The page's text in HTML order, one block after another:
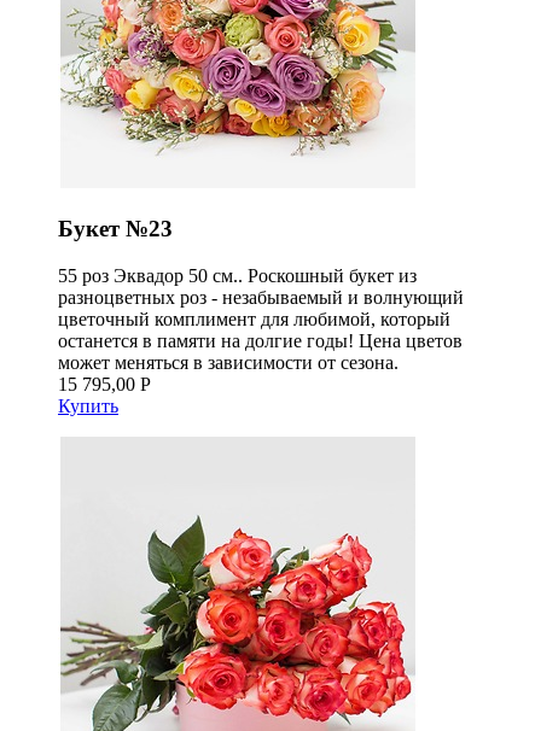
Букет №23
55 роз Эквадор 50 см.. Роскошный букет из
разноцветных роз - незабываемый и волнующий
цветочный комплимент для любимой, который
останется в памяти на долгие годы! Цена цветов
может меняться в зависимости от сезона.
15 795,00 Р
Купить